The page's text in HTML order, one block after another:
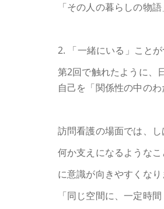
「その人の暮らしの物
2. 「一緒にいる」こと
第2回で触れたように、
自己を「関係性の中の
訪問看護の場面では、
何か支えになるような
に意識が向きやすくな
「同じ空間に、一定時